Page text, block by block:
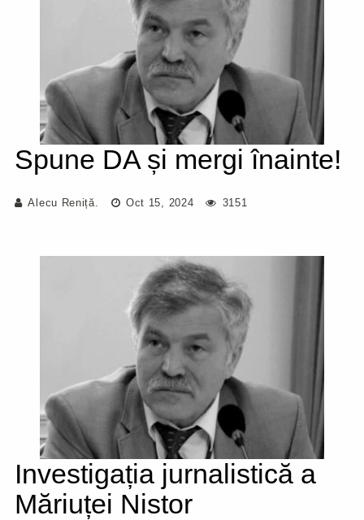
Spune DA și mergi înainte!
Alecu Reniță. Oct 15, 2024 3151
Investigația jurnalistică a
Măriuței Nistor